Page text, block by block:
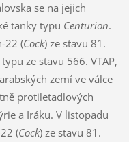
se na jejich
tanky typu Centurion.
22 (Cock) ze stavu 81.
ze stavu 566. VTAP,
zemí ve válce
protiletadlových
a Iráku. V listopadu
(Cock) ze stavu 81.